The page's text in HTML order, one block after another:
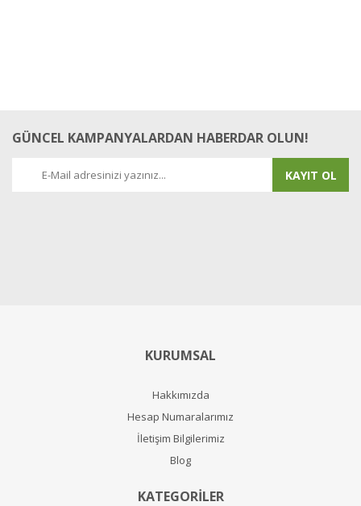
GÜNCEL KAMPANYALARDAN HABERDAR OLUN!
KAYIT OL
KURUMSAL
Hakkımızda
Hesap Numaralarımız
İletişim Bilgilerimiz
Blog
KATEGORİLER